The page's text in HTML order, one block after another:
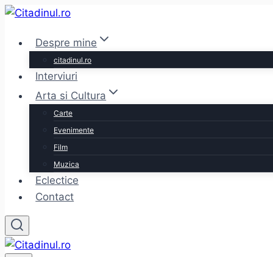
Skip
contentDespre mine
citadinul.ro
Interviuri
Arta si Cultura
Carte
Evenimente
Film
Muzica
Eclectice
Contact